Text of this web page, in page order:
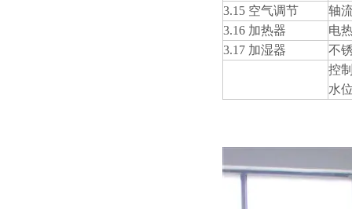
3.15 空气调节
轴
3.16 加热器
电
3.17 加湿器
不
控
水